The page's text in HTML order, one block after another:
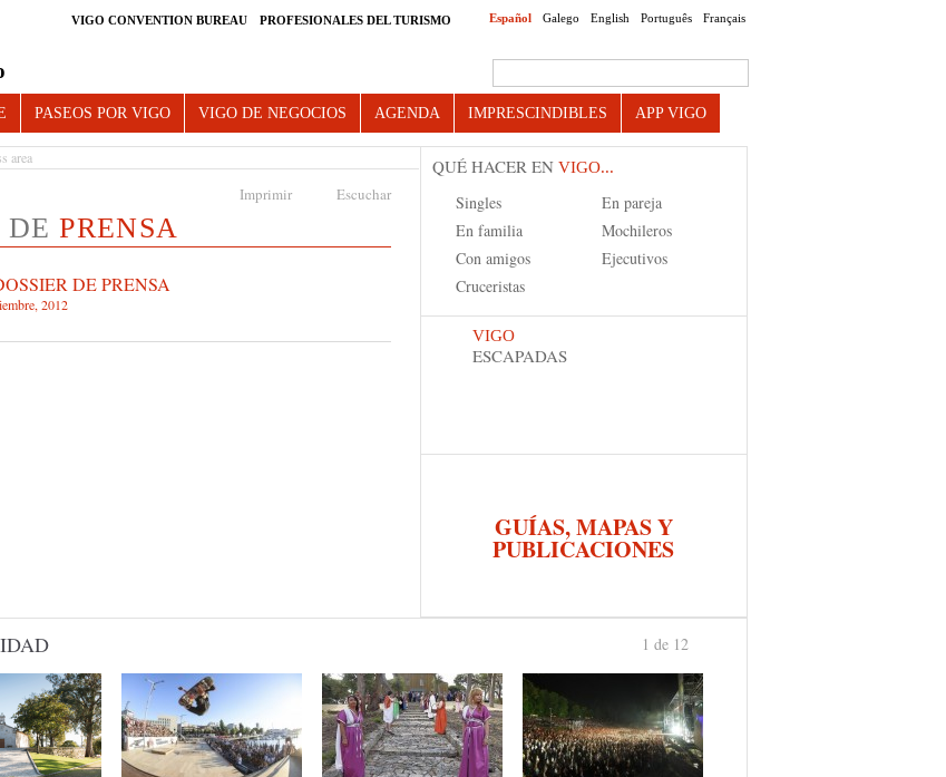
Español Galego English Português Français
VIGO CONVENTION BUREAU PROFESIONALES DEL TURISMO
PASEOS POR VIGO VIGO DE NEGOCIOS AGENDA IMPRESCINDIBLES APP VIGO
area
Imprimir Escuchar
DEPRENSA
DE PRENSA
2012
QUÉ HACER EN VIGO...
Singles
En pareja
En familia
Mochileros
Con amigos
Ejecutivos
Cruceristas
VIGO
ESCAPADAS
GUÍAS, MAPAS Y
PUBLICACIONES
1 de 12